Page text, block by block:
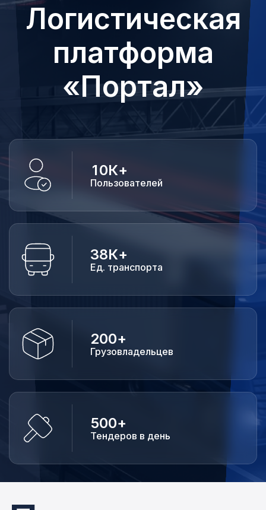
Логистическая
платформа
«Портал»
10К+
Пользователей
38К+
Ед. транспорта
200+
Грузовладельцев
500+
Тендеров в день